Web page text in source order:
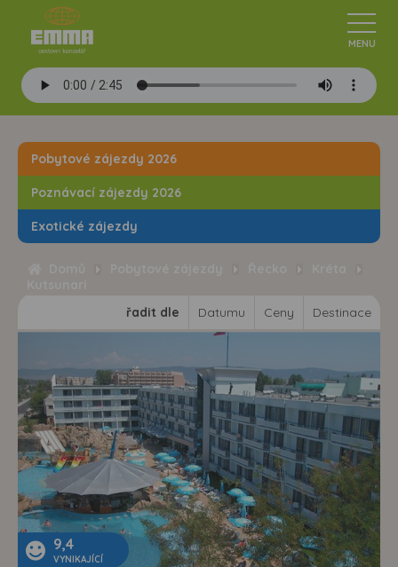
Pobytové zájezdy 2026
Poznávací zájezdy 2026
Exotické zájezdy
řadit dle
Datumu Ceny Destinace
9,4
VYNIKAJÍCÍ